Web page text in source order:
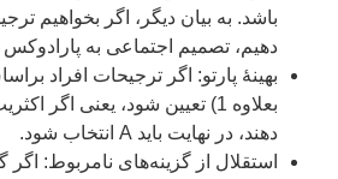
باشد. به بیان دیگر، اگر بخواهیم
دهیم، تصمیم اجتماعی به
دهند، در نهایت باید A انتخاب شود.
استقلال از گزینه‌های نامربوط: